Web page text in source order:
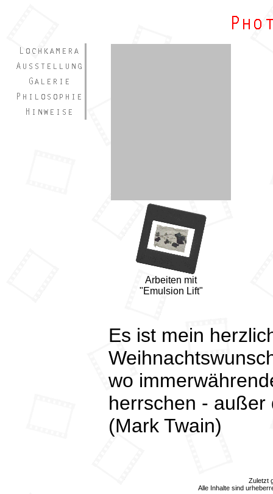
Arbeiten mit
"Emulsion Lift"
Es ist mein
wo
herrschen - außer
(Mark Twain)
Zuletzt
Alle Inhalte sind